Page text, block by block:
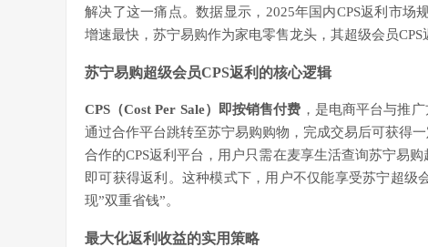
解决了这一痛点。数据显示，2025年国内CPS返利市
增速最快，苏宁易购作为家电零售龙头，其超级会员CPS
苏宁易购超级会员CPS返利的核心逻辑
CPS（Cost Per Sale）即按销售付费 ，是电商平台与推
通过合作平台跳转至苏宁易购购物，完成交易后可获得
合作的CPS返利平台，用户只需在麦享生活查询苏宁易
即可获得返利。这种模式下，用户不仅能享受苏宁超
现”双重省钱”。
最大化返利收益的实用策略